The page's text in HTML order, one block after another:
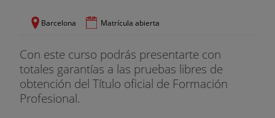
Barcelona Matrícula abierta
Con este curso podrás presentarte con
totales garantías a las pruebas libres de
obtención del Título oficial de Formación
Profesional.